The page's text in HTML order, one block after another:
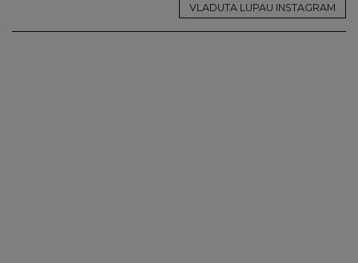
VLADUTA LUPAU INSTAGRAM